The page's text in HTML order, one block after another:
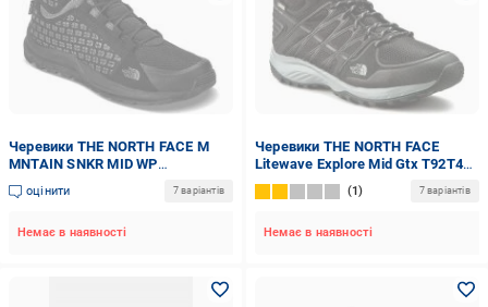
Черевики THE NORTH FACE M
MNTAIN SNKR MID WP
T939VWNNE р.10 чорний
оцінити 7 варіантів
Немає в наявності
Черевики THE NORTH FACE
Litewave Explore Mid Gtx T92T41-
KW6 р.43 чорний
1 7 варіантів
Немає в наявності